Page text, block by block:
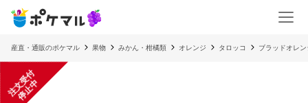
産直・通販のポケマル 果物 みかん・柑橘類 オレンジ タロッコ ブラッドオレ
注
文
受
付
停
止
中